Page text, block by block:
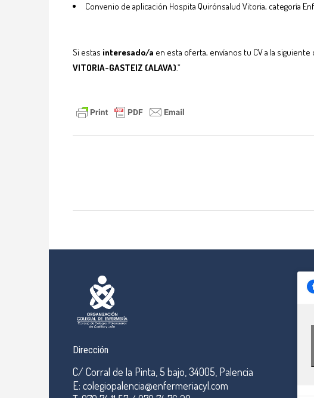
Convenio de aplicación Hospita Quirónsalud Vitoria, categoría
Si estas interesado/a en esta oferta, envíanos tu CV a la siguiente
VITORIA-GASTEIZ (ALAVA).”
Dirección
C/ Corral de la Pinta, 5 bajo, 34005, Palencia
E: colegiopalencia@enfermeriacyl.com